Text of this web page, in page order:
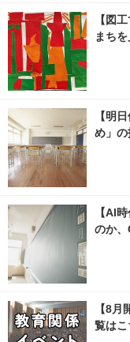
【図
まち
【明
め」の
【AI
のか
【8
覧はこ